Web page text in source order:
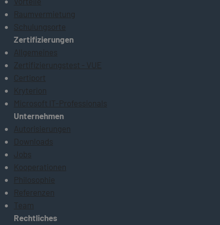
Raumvermietung
Schulungsorte
Zertifizierungen
Allgemeines
Zertifizierungstest - VUE
Certiport
Kryterion
Microsoft IT-Professionals
Unternehmen
Autorisierungen
Downloads
Jobs
Kooperationen
Philosophie
Referenzen
Team
Rechtliches